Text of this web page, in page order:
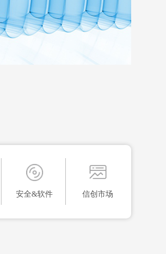
安全&软件
信创市场